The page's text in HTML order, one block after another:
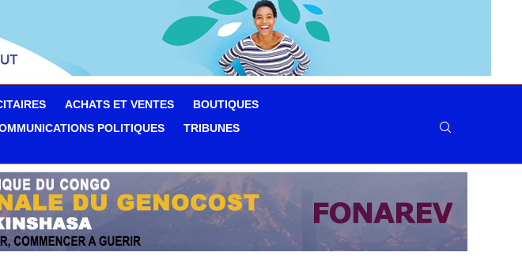
ACHATS ET VENTES
BOUTIQUES
POLITIQUES
TRIBUNES